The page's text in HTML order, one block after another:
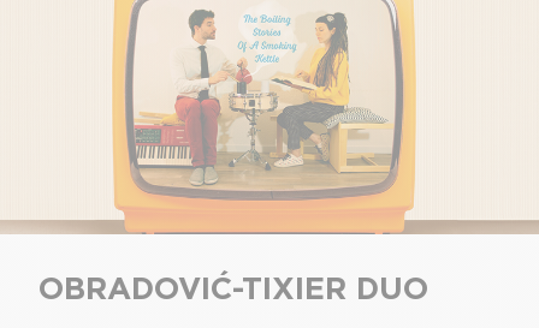
OBRADOVIĆ-TIXIER DUO